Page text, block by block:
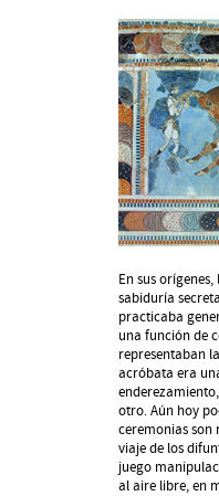
En sus
sabiduría
practicaba
una función de
representaban
acróbata era
otro. Aún hoy
ceremonias son
viaje de los
juego
al aire libre, en